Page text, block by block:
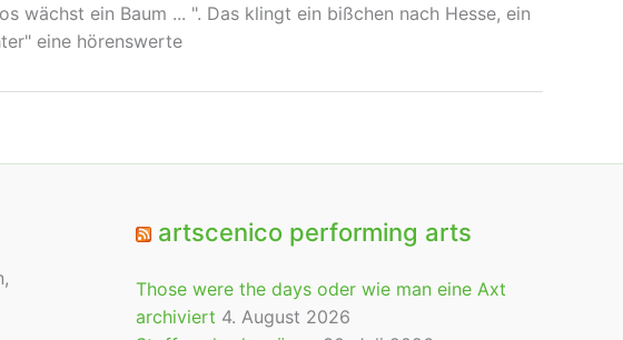
wächst ein Baum ... ". Das klingt ein bißchen nach Hesse, ein
eine hörenswerte
artscenico performing arts
Those were the days oder wie man eine Axt
archiviert 4. August 2026